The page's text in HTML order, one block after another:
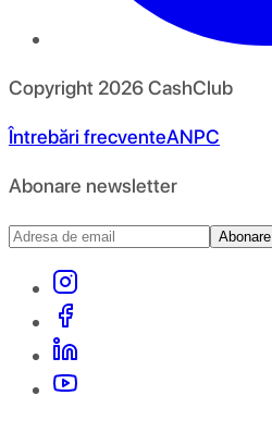
Copyright 2026CashClub
Întrebări frecventeANPC
Abonare newsletter
Abonare